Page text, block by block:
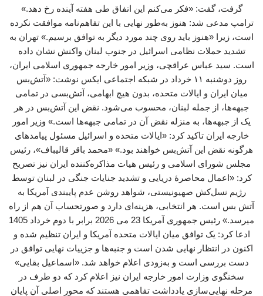
گرفت، گفت: «فکر می‌کنم این اتفاق طی هفته آینده رخ دهد.»
ترامپ مدعی شد: هنوز به‌طور نهایی با این تفاهم‌نامه موافقت نکرده
است، زیرا «هنوز باید روی چند مورد دیگر به توافق برسیم.» تهران به
تشدید حملات نظامی اسرائیل در جنوب لبنان واکنش نشان داده‌
است. سید عباس عراقچی، وزیر امور خارجه جمهوری اسلامی ایران،
روز دوشنبه ۱۱ خرداد در شبکه اجتماعی ایکس نوشت: «آتش‌بس
میان ایران و ایالات متحده، بدون هیچ ابهامی، آتش‌بسی در تمامی
جبهه‌ها، از جمله لبنان، محسوب می‌شود. نقض این آتش‌بس در هر
یک از جبهه‌ها، به منزله نقض آن در تمامی جبهه‌ها است.» وزیر امور
خارجه ایران تاکید کرد: «ایالات متحده و اسرائیل مسئول پیامدهای
هرگونه نقض این آتش‌بس خواهند بود.» «محمد باقر قالیباف»، رئیس
مجلس شورای اسلامی و رئیس هیات مذاکره‌کننده ایران نیز تصریح
کرد: «اعمال محاصرهٔ دریایی و تشدید جنایات جنگی در لبنان توسط
رژیم نسل‌کش صهیونیستی، شواهد روشن عدم پایبندی آمریکا به
آتش بس است. هر انتخابی، هزینه‌ای دارد و صورتحساب آن هم از راه
میرسد.» رئیس جمهوری آمریکا 23 می 2026 برابر با دوم خرداد 1405
ادعا کرد: یک توافق میان ایالات متحده آمریکا و ایران تنظیم شده و
اکنون در انتظار نهایی شدن است و جنبه‌ها و جزییات نهایی توافق در
دست بررسی است و به‌زودی اعلام خواهد شد. «اسماعیل بقایی»
سخنگوی وزارت امور خارجه ایران نیز اعلام کرد که دو طرف در
مرحله نهایی‌سازی یادداشت تفاهمی هستند که محور اصلی آن پایان